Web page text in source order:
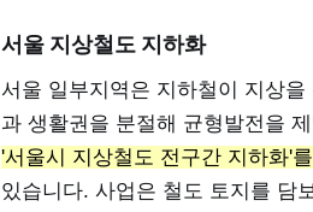
서울 지상철도 지하화
서울 일부지역은 지하철이 지상
과 생활권을 분절해 균형발전을
'서울시 지상철도 전구간 지하화'
있습니다. 사업은 철도 토지를 담